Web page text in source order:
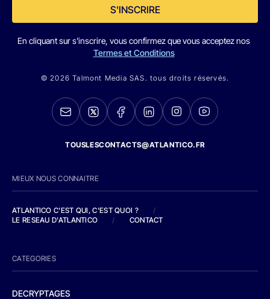
S'INSCRIRE
En cliquant sur s'inscrire, vous confirmez que vous acceptez nos
Termes et Conditions
© 2026 Talmont Media SAS. tous droits réservés.
TOUSLESCONTACTS@ATLANTICO.FR
MIEUX NOUS CONNAITRE
ATLANTICO C'EST QUI, C'EST QUOI ?
/
LE RESEAU D'ATLANTICO
/ CONTACT
CATEGORIES
DECRYPTAGES